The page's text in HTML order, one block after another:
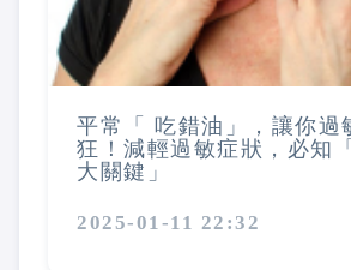
平常「 吃錯油」，讓你過
狂！減輕過敏症狀，必知
大關鍵」
2025-01-11 22:32